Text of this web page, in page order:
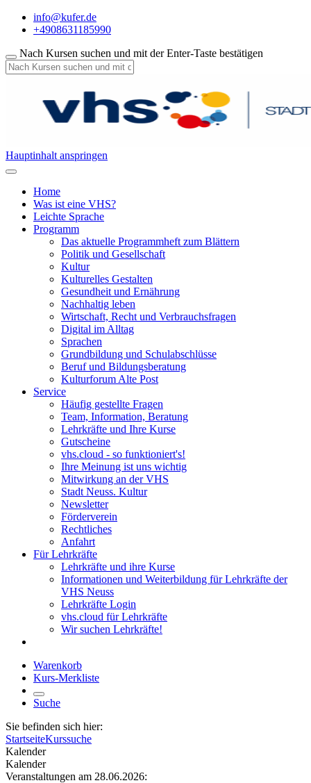
info@kufer.de
+4908631185990
Nach Kursen suchen und mit der Enter-Taste bestätigen
Hauptinhalt anspringen
Home
Was ist eine VHS?
Leichte Sprache
Programm
Das aktuelle Programmheft zum Blättern
Politik und Gesellschaft
Kultur
Kulturelles Gestalten
Gesundheit und Ernährung
Nachhaltig leben
Wirtschaft, Recht und Verbrauchsfragen
Digital im Alltag
Sprachen
Grundbildung und Schulabschlüsse
Beruf und Bildungsberatung
Kulturforum Alte Post
Service
Häufig gestellte Fragen
Team, Information, Beratung
Lehrkräfte und Ihre Kurse
Gutscheine
vhs.cloud - so funktioniert's!
Ihre Meinung ist uns wichtig
Mitwirkung an der VHS
Stadt Neuss. Kultur
Newsletter
Förderverein
Rechtliches
Anfahrt
Für Lehrkräfte
Lehrkräfte und ihre Kurse
Informationen und Weiterbildung für Lehrkräfte der
VHS Neuss
Lehrkräfte Login
vhs.cloud für Lehrkräfte
Wir suchen Lehrkräfte!
Warenkorb
Kurs-Merkliste
Suche
Sie befinden sich hier:
StartseiteKurssuche
Kalender
Kalender
Veranstaltungen am 28.06.2026: